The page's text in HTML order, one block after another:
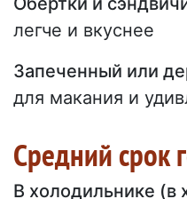
легче и вкуснее
Запеченный или
для макания и
Средний срок
В холодильнике (в